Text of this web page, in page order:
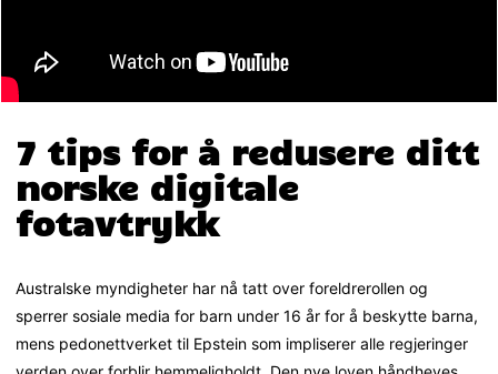
7 tips for å redusere ditt
norske digitale
fotavtrykk
Australske myndigheter har nå tatt over foreldrerollen og
sperrer sosiale media for barn under 16 år for å beskytte barna,
mens pedonettverket til Epstein som impliserer alle regjeringer